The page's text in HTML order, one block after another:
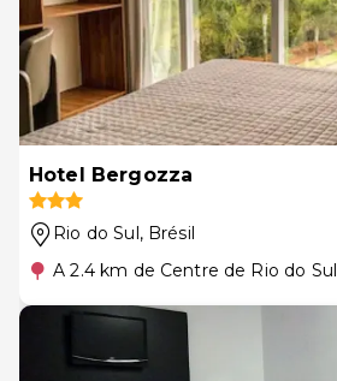
Hotel Bergozza
Rio do Sul, Brésil
A 2.4 km de Centre de Rio do Sul